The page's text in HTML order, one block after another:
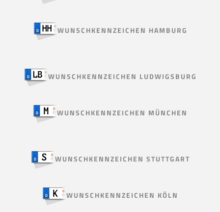
WUNSCHKENNZEICHEN HAMBURG
WUNSCHKENNZEICHEN LUDWIGSBURG
WUNSCHKENNZEICHEN MÜNCHEN
WUNSCHKENNZEICHEN STUTTGART
WUNSCHKENNZEICHEN KÖLN